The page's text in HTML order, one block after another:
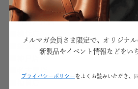
■西新井本店
■自由が丘店
■鎌倉店
メルマガ会員さま限定で、オリジナル
新製品やイベント情報などをい
プライパシーポリシーをよくお読みいただき、